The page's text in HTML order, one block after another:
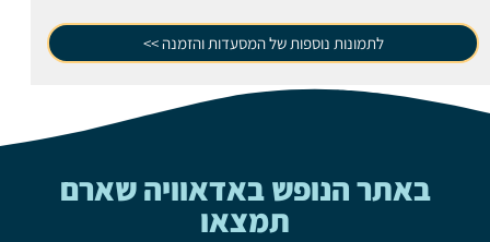
לתמונות נוספות של המסעדות והזמנה >>
באתר הנופש באדאוויה שארם
תמצאו